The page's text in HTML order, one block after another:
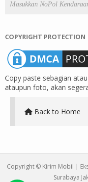
COPYRIGHT PROTECTION
Copy paste sebagian
ataupun foto, akan
Back to Home
Copyright © Kirim Mobil |
Surabaya